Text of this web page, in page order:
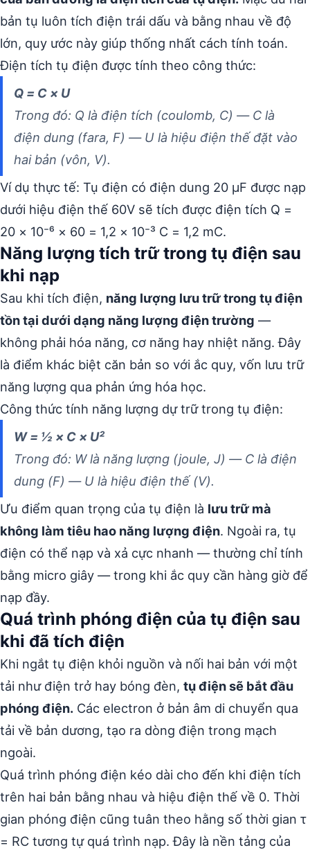
bản tụ luôn tích điện trái dấu và bằng nhau về độ
lớn, quy ước này giúp thống nhất cách tính toán.
Điện tích tụ điện được tính theo công thức:
Q = C × U
Trong đó: Q là điện tích (coulomb, C) — C là
điện dung (fara, F) — U là hiệu điện thế đặt vào
hai bản (vôn, V).
Ví dụ thực tế: Tụ điện có điện dung 20 µF được nạp
dưới hiệu điện thế 60V sẽ tích được điện tích Q =
20 × 10⁻⁶ × 60 = 1,2 × 10⁻³ C = 1,2 mC.
Năng lượng tích trữ trong tụ điện sau
khi nạp
Sau khi tích điện, năng lượng lưu trữ trong tụ điện
tồn tại dưới dạng năng lượng điện trường —
không phải hóa năng, cơ năng hay nhiệt năng. Đây
là điểm khác biệt căn bản so với ắc quy, vốn lưu trữ
năng lượng qua phản ứng hóa học.
Công thức tính năng lượng dự trữ trong tụ điện:
W = ½ × C × U²
Trong đó: W là năng lượng (joule, J) — C là điện
dung (F) — U là hiệu điện thế (V).
Ưu điểm quan trọng của tụ điện là lưu trữ mà
không làm tiêu hao năng lượng điện. Ngoài ra, tụ
điện có thể nạp và xả cực nhanh — thường chỉ tính
bằng micro giây — trong khi ắc quy cần hàng giờ để
nạp đầy.
Quá trình phóng điện của tụ điện sau
khi đã tích điện
Khi ngắt tụ điện khỏi nguồn và nối hai bản với một
tải như điện trở hay bóng đèn, tụ điện sẽ bắt đầu
phóng điện. Các electron ở bản âm di chuyển qua
tải về bản dương, tạo ra dòng điện trong mạch
ngoài.
Quá trình phóng điện kéo dài cho đến khi điện tích
trên hai bản bằng nhau và hiệu điện thế về 0. Thời
gian phóng điện cũng tuân theo hằng số thời gian τ
= RC tương tự quá trình nạp. Đây là nền tảng của